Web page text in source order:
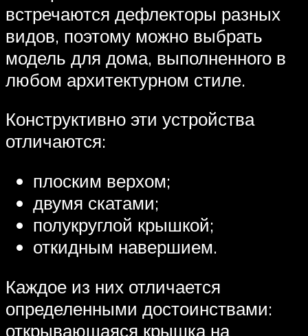
встречаются дефлекторы разных
видов, поэтому можно выбрать
модель для дома, выполненного в
любом архитектурном стиле.
Конструктивно эти устройства
отличаются:
плоским верхом;
двумя скатами;
полукруглой крышкой;
откидным навершием.
Каждое из них отличается
определенными достоинствами:
открывающаяся крышка на